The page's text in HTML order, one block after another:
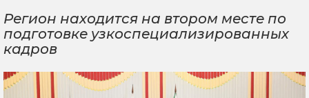
Регион находится на втором месте по
подготовке узкоспециализированных
кадров